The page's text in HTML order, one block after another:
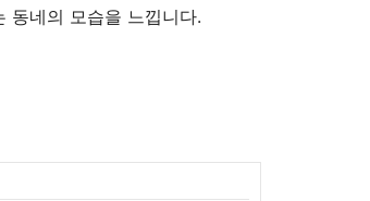
동네의 모습을 느낍니다.